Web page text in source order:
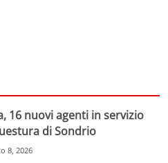
16 nuovi agenti in servizio
di Sondrio
8, 2026